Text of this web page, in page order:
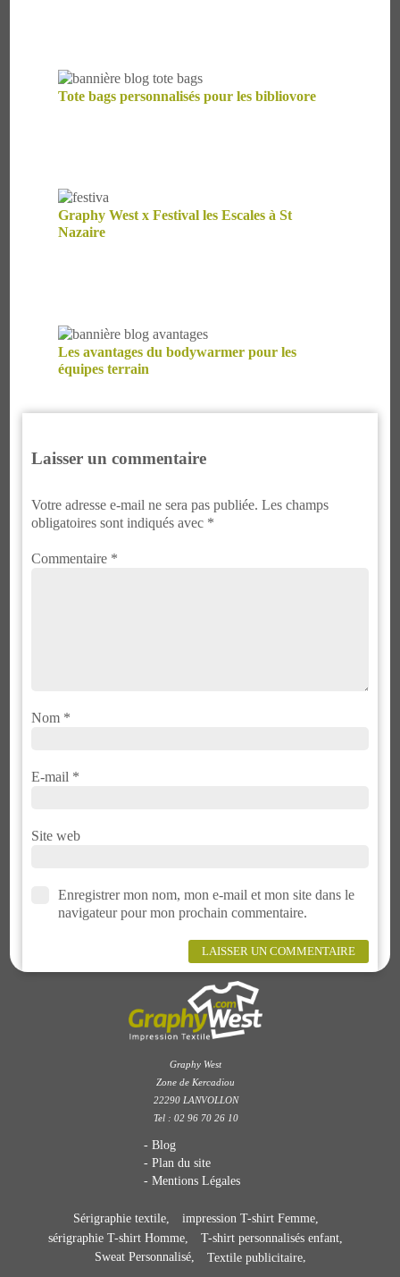
Tote bags personnalisés pour les bibliovore
Graphy West x Festival les Escales à St
Nazaire
Les avantages du bodywarmer pour les
équipes terrain
Laisser un commentaire
Votre adresse e-mail ne sera pas publiée. Les champs
obligatoires sont indiqués avec *
Commentaire *
Nom *
E-mail *
Site web
Enregistrer mon nom, mon e-mail et mon site dans le
navigateur pour mon prochain commentaire.
Graphy West
Zone de Kercadiou
22290 LANVOLLON
Tel : 02 96 70 26 10
Blog
Plan du site
Mentions Légales
Sérigraphie textile
impression T-shirt Femme
sérigraphie T-shirt Homme
T-shirt personnalisés enfant
Sweat Personnalisé
Textile publicitaire